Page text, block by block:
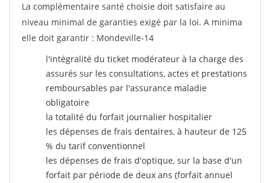
La complémentaire santé choisie doit satisfaire au
niveau minimal de garanties exigé par la loi. A minima
elle doit garantir : Mondeville-14
l'intégralité du ticket modérateur à la charge des
assurés sur les consultations, actes et prestations
remboursables par l'assurance maladie
obligatoire
la totalité du forfait journalier hospitalier
les dépenses de frais dentaires, à hauteur de 125
% du tarif conventionnel
les dépenses de frais d'optique, sur la base d'un
forfait par période de deux ans (forfait annuel